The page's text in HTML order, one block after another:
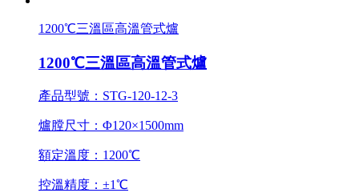
1200℃三溫區高溫管式爐
1200℃三溫區高溫管式爐
產品型號：STG-120-12-3
爐膛尺寸：Φ120×1500mm
額定溫度：1200℃
控溫精度：±1℃